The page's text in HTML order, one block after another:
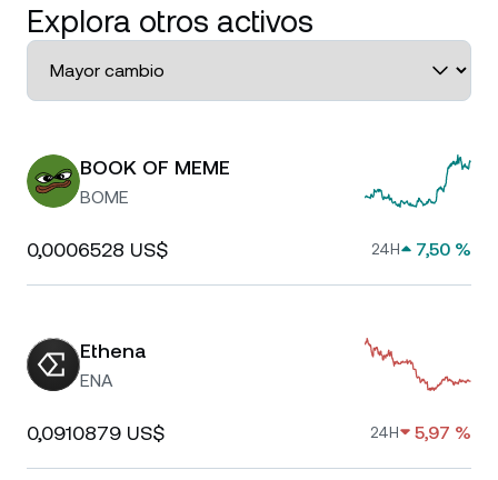
Explora otros activos
BOOK OF MEME
BOME
0,0006528 US$ 24H 7,50 %
Ethena
ENA
0,0910879 US$ 24H 5,97 %